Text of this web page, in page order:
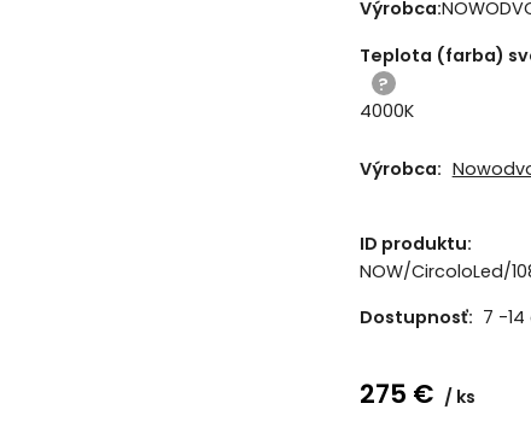
Výrobca:
Teplota (farba)
4000K
Výrobca:
ID produktu:
NOW/CircoloLed/
Dostupnosť: 7 -
275 € ks